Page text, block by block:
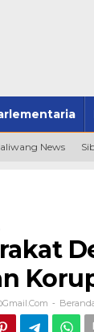
News
Oleh
-